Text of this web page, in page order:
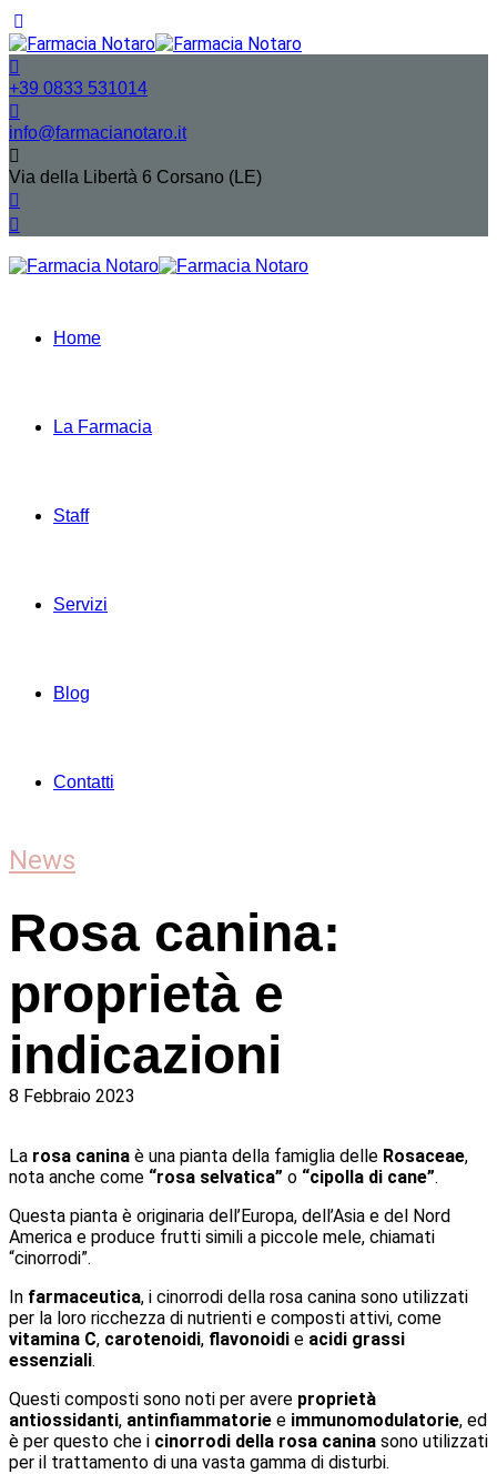
+39 0833 531014
info@farmacianotaro.it
Via della Libertà 6 Corsano (LE)
Home
La Farmacia
Staff
Servizi
Blog
Contatti
News
Rosa canina:
proprietà e
indicazioni
8 Febbraio 2023
La rosa canina è una pianta della famiglia delle Rosaceae,
nota anche come “rosa selvatica” o “cipolla di cane”.
Questa pianta è originaria dell’Europa, dell’Asia e del Nord
America e produce frutti simili a piccole mele, chiamati
“cinorrodi”.
In farmaceutica, i cinorrodi della rosa canina sono utilizzati
per la loro ricchezza di nutrienti e composti attivi, come
vitamina C, carotenoidi, flavonoidi e acidi grassi
essenziali.
Questi composti sono noti per avere proprietà
antiossidanti, antinfiammatorie e immunomodulatorie, ed
è per questo che i cinorrodi della rosa canina sono utilizzati
per il trattamento di una vasta gamma di disturbi.